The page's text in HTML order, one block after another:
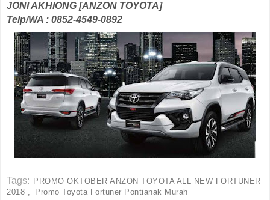
JONI AKHIONG [ANZON TOYOTA]
Telp/WA : 0852-4549-0892
Tags: PROMO OKTOBER ANZON TOYOTA ALL NEW FORTUNER
2018
Promo Toyota Fortuner Pontianak Murah